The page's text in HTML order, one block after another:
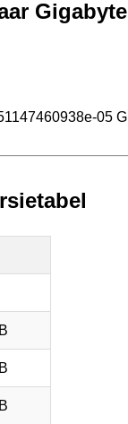
Gigabyte
05